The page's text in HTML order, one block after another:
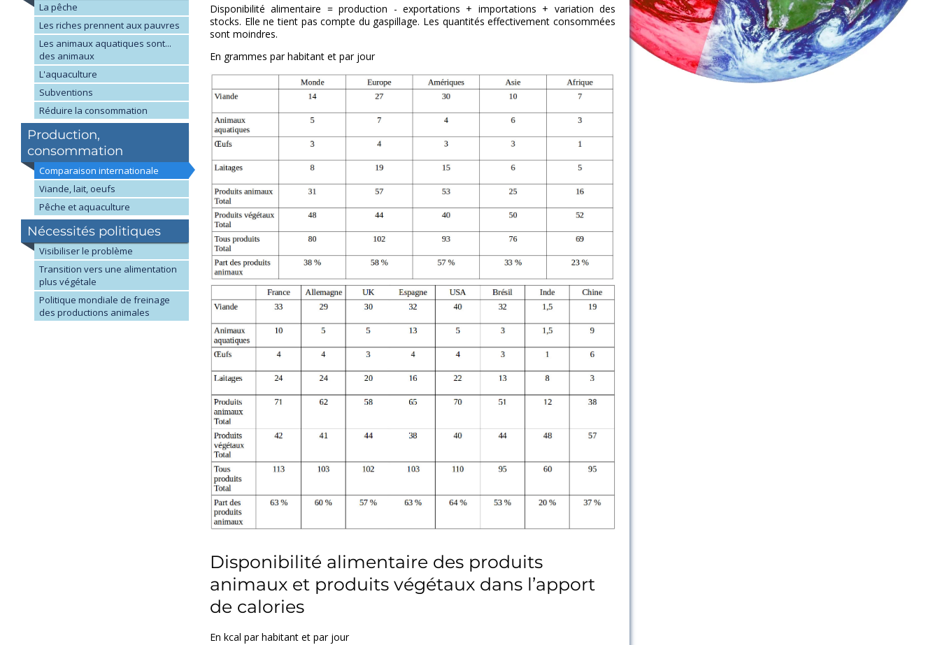
La pêche
Les riches prennent aux pauvres
Les animaux aquatiques sont...
des animaux
L'aquaculture
Subventions
Réduire la consommation
Production,
consommation
Comparaison internationale
Viande, lait, oeufs
Pêche et aquaculture
Nécessités politiques
Visibiliser le problème
Transition vers une alimentation
plus végétale
Politique mondiale de freinage
des productions animales
Disponibilité alimentaire = production - exportations + importations + variation des
stocks. Elle ne tient pas compte du gaspillage. Les quantités effectivement consommées
sont moindres.
En grammes par habitant et par jour
Disponibilité alimentaire des produits
animaux et produits végétaux dans l’apport
de calories
En kcal par habitant et par jour